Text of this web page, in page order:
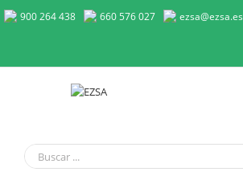
900 264 438 660 576 027 ezsa@ezsa.es